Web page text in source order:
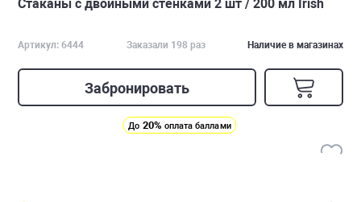
Стаканы с двойными стенками 2 шт / 200 мл Irish
Артикул: 6444 Заказали 198 раз Наличие в магазинах
Забронировать
До 20% оплата баллами